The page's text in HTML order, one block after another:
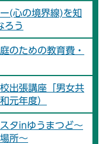
(心の境界線)を知
ろう
のための教育費・
出張講座「男女共
元年度）
タinゆうまつど～
所～